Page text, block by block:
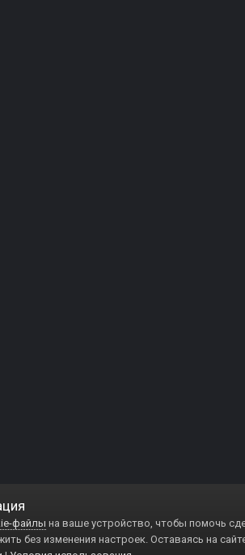
файлы на ваше устройство, чтобы помочь
без изменения настроек. Оставаясь на